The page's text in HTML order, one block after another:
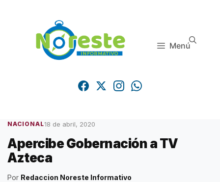
Menú
NACIONAL18 de abril, 2020
Apercibe Gobernación a TV
Azteca
Por Redaccion Noreste Informativo